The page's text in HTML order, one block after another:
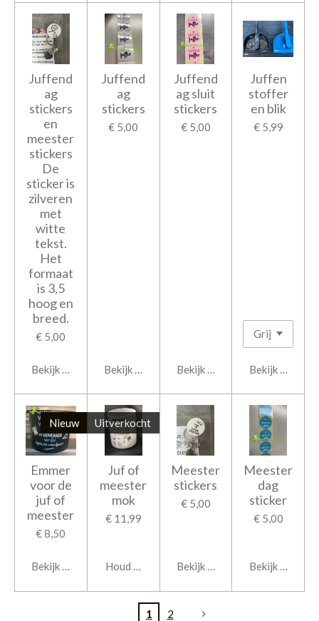
Juffend
ag
stickers
en
meester
stickers
De
sticker is
zilveren
met
witte
tekst.
Het
formaat
is 3,5
hoog en
breed.
€ 5,00
Bekijk details
Juffend
ag
stickers
€ 5,00
Bekijk details
Juffend
ag sluit
stickers
€ 5,00
Bekijk details
Juffen
stoffer
en blik
€ 5,99
Bekijk details
Nieuw
Emmer
voor de
juf of
meester
€ 8,50
Bekijk details
Uitverkocht
Juf of
meester
mok
€ 11,99
Houd mij op de hoogte
Meester
stickers
€ 5,00
Bekijk details
Meester
dag
sticker
€ 5,00
Bekijk details
1 2